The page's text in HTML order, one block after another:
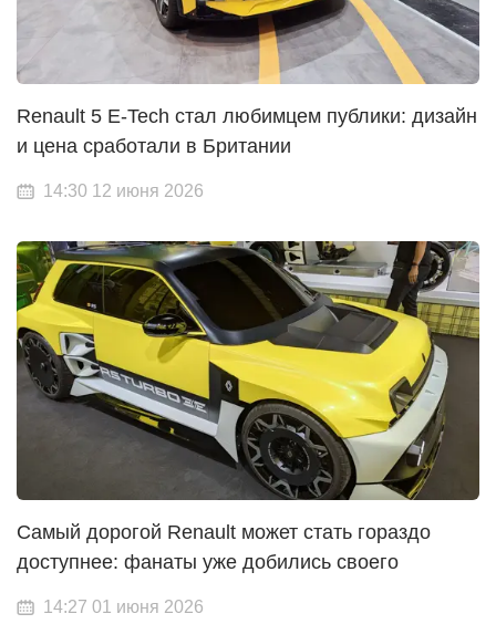
Renault 5 E-Tech стал любимцем публики: дизайн
и цена сработали в Британии
14:30 12 июня 2026
Самый дорогой Renault может стать гораздо
доступнее: фанаты уже добились своего
14:27 01 июня 2026